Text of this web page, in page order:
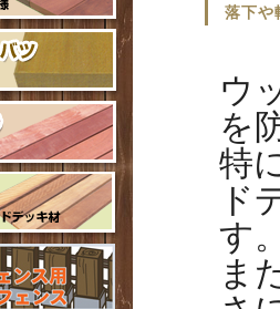
落下や
ウ
を
特
ド
す
ま